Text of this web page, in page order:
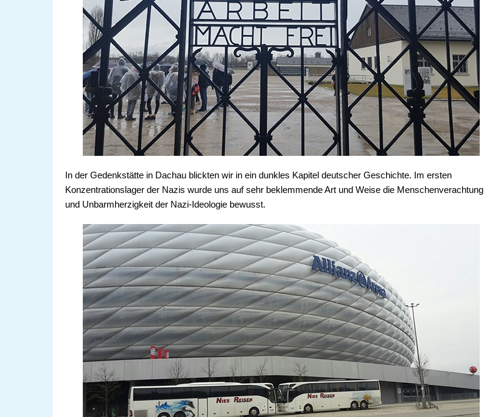
In der Gedenkstätte in Dachau blickten wir in ein dunkles Kapitel deutscher Geschichte. Im ersten
Konzentrationslager der Nazis wurde uns auf sehr beklemmende Art und Weise die Menschenverachtung
und Unbarmherzigkeit der Nazi-Ideologie bewusst.